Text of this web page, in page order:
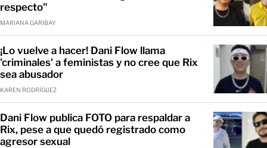
respecto"
MARIANA GARIBAY
¡Lo vuelve a hacer! Dani Flow llama
'criminales' a feministas y no cree que Rix
sea abusador
KAREN RODRÍGUEZ
Dani Flow publica FOTO para respaldar a
Rix, pese a que quedó registrado como
agresor sexual